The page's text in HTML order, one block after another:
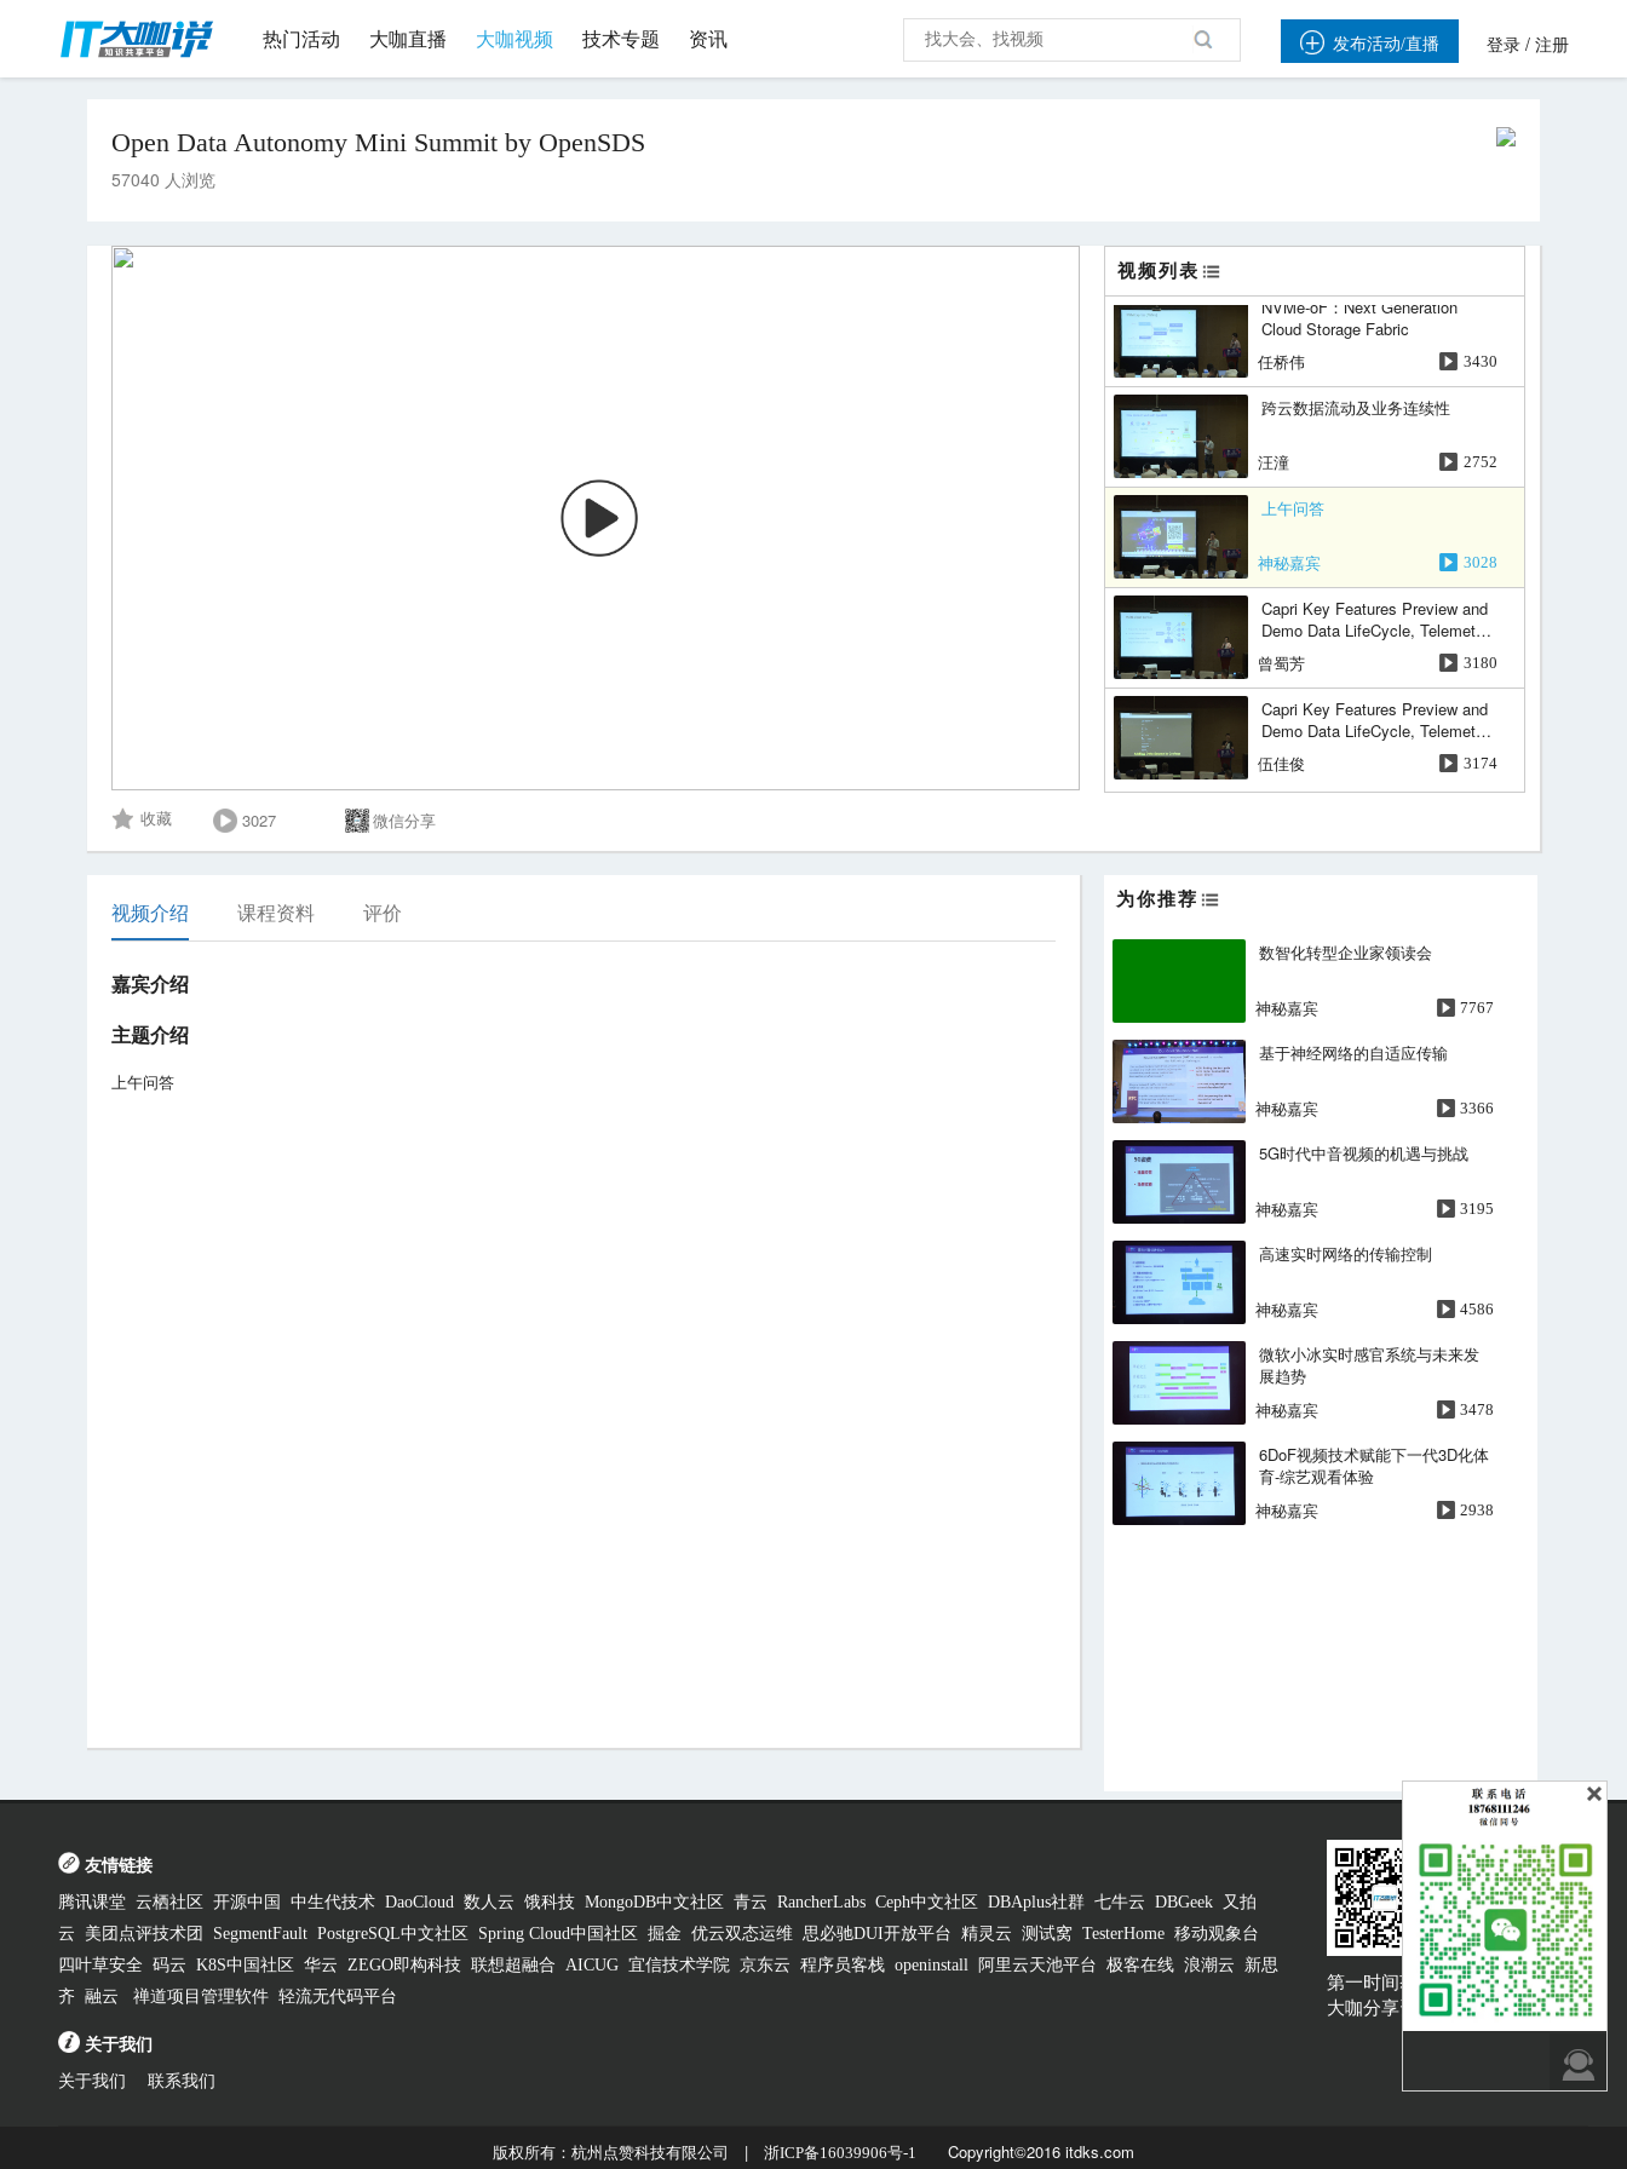

热门活动 大咖直播 大咖视频 技术专题 资讯  发布活动/直播 登录 / 注册
Open Data Autonomy Mini Summit by OpenSDS
57040 人浏览
收藏 3027 微信分享
视频列表
Sanil Kumar D.
NVMe-oF：Next Generation
Cloud Storage Fabric
任桥伟
3430
跨云数据流动及业务连续性
汪潼 2752
上午问答
神秘嘉宾 3028
Capri Key Features Preview and
Demo Data LifeCycle, Telemetry,
Automation & Orchestration
曾蜀芳 3180
Capri Key Features Preview and
Demo Data LifeCycle, Telemetry,
Automation & Orchestration
伍佳俊 3174
刘硕然
Ceph对象存储的新特性
余礼杨
LINSTOR A Linux centric
Philip Reisner
3707
基于AEP的StarlingX边缘存储优
朱博祥
基于AEP的StarlingX边缘存储优
张鲲鹏
3427
下午问答
神秘嘉宾 3008
视频介绍 课程资料 评价
嘉宾介绍
主题介绍
上午问答
为你推荐
数智化转型企业家领读会
神秘嘉宾 7767
基于神经网络的自适应传输
神秘嘉宾 3366
5G时代中音视频的机遇与挑战
神秘嘉宾 3195
高速实时网络的传输控制
神秘嘉宾 4586
微软小冰实时感官系统与未来发
展趋势
神秘嘉宾
3478
6DoF视频技术赋能下一代3D化体
育-综艺观看体验
神秘嘉宾
2938
友情链接
腾讯课堂 云栖社区 开源中国 中生代技术 DaoCloud 数人云 饿科技 MongoDB中文社区 青云 RancherLabs Ceph中文社区 DBAplus社群 七牛云 DBGeek
又拍
云
美团点评技术团 SegmentFault PostgreSQL中文社区 Spring Cloud中国社区 掘金 优云双态运维 思必驰DUI开放平台 精灵云 测试窝 TesterHome 移动观象台
四叶草安全 码云 K8S中国社区 华云 ZEGO即构科技 联想超融合 AICUG 宜信技术学院 京东云 程序员客栈 openinstall 阿里云天池平台 极客在线 浪潮云
新思
齐 融云 禅道项目管理软件 轻流无代码平台
关于我们
关于我们 联系我们
第一时间获取
大咖分享资讯
大咖说吐槽客服
版权所有：杭州点赞科技有限公司 | 浙ICP备16039906号-1 Copyright©2016 itdks.com